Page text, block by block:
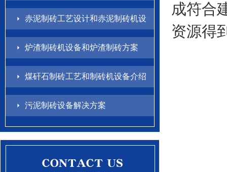
赤泥制砖工艺设计和赤泥制砖机设
备方案
炉渣制砖机设备和炉渣制砖方案
煤矸石制砖工艺和制砖机设备介绍
污泥制砖设备解决方案
成符合
资源得